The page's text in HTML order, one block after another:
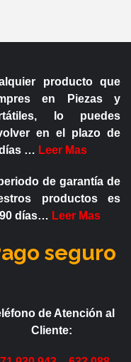
producto que
en
Piezas y
, lo puedes
en el plazo de
… Leer Mas
de garantía de
productos es
90 días… Leer Mas
seguro
de Atención al
Cliente: